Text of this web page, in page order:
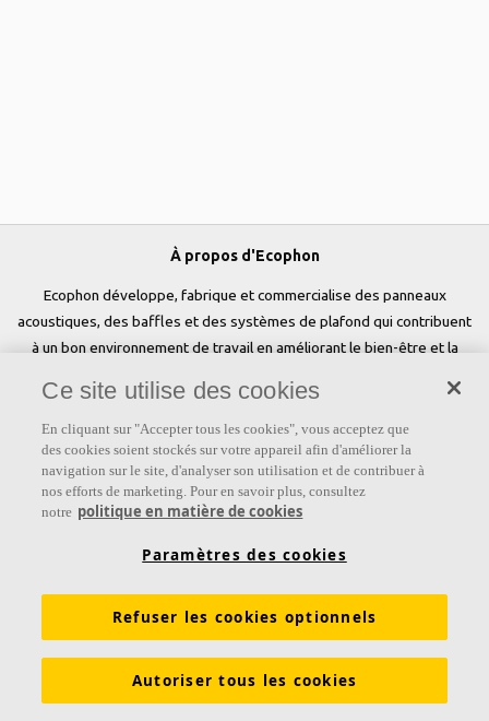
À propos d'Ecophon
Ecophon développe, fabrique et commercialise des panneaux
acoustiques, des baffles et des systèmes de plafond qui contribuent
à un bon environnement de travail en améliorant le bien-être et la
people» est au cœur de tout ce que nous faisons.
Suivez-nous
Liens
Connaissances sur l'acoustique Produits
Couleurs et revêtements
Ce site utilise des cookies
En cliquant sur "Accepter tous les cookies", vous acceptez que
des cookies soient stockés sur votre appareil afin d'améliorer la
navigation sur le site, d'analyser son utilisation et de contribuer à
nos efforts de marketing. Pour en savoir plus, consultez
notre politique en matière de cookies
Paramètres des cookies
Refuser les cookies optionnels
Autoriser tous les cookies